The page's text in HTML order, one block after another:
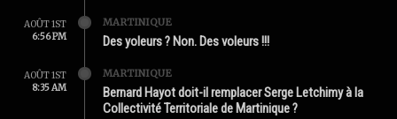
AOÛT 1ST
6:56 PM
MARTINIQUE
Des yoleurs ? Non. Des voleurs !!!
AOÛT 1ST
8:35 AM
MARTINIQUE
Bernard Hayot doit-il remplacer Serge Letchimy à la
Collectivité Territoriale de Martinique ?